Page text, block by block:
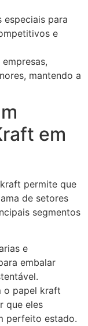
especiais para
e
mantendo a
em
permite que
de setores
segmentos
e
embalar
o papel kraft
que eles
perfeito estado.